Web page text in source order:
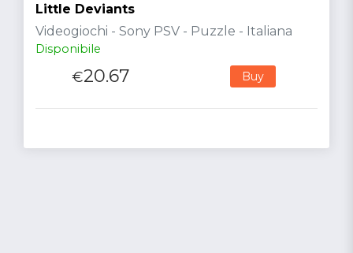
Little Deviants
Videogiochi - Sony PSV - Puzzle - Italiana
Disponibile
€20.67 Buy